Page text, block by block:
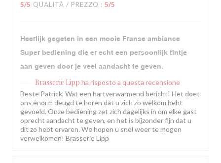
5/5 QUALITÀ / PREZZO : 5/5
Heerlijk gegeten in een mooie Franse ambiance
Super bediening die er echt een persoonlijk tintje
aan geven door je veel aandacht te geven.
Brasserie Lipp ha risposto a questa recensione
Beste Patrick, Wat een hartverwarmend bericht! Het doet
ons enorm deugd te horen dat u zich zo welkom hebt
gevoeld. Onze bediening zet zich dagelijks in om elke gast
oprecht aandacht te geven, en het is bijzonder fijn dat u
dit zo hebt ervaren. We hopen u snel weer te mogen
verwelkomen! Brasserie Lipp